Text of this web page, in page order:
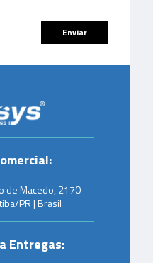
de Macedo, 2170
PR | Brasil
Entregas: